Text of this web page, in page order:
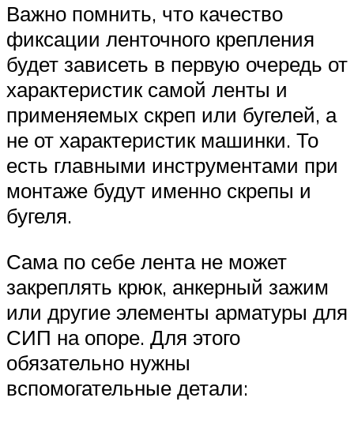
Важно помнить, что качество
фиксации ленточного крепления
будет зависеть в первую очередь от
характеристик самой ленты и
применяемых скреп или бугелей, а
не от характеристик машинки. То
есть главными инструментами при
монтаже будут именно скрепы и
бугеля.
Сама по себе лента не может
закреплять крюк, анкерный зажим
или другие элементы арматуры для
СИП на опоре. Для этого
обязательно нужны
вспомогательные детали: